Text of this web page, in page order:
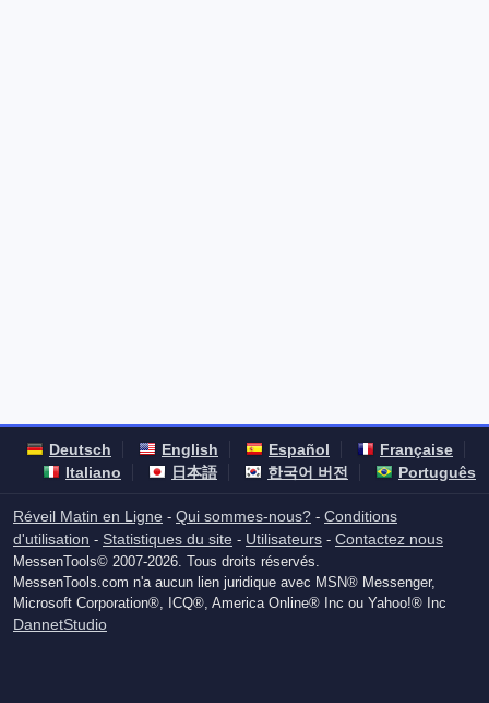
Deutsch English Español
Française
Italiano
日本語 한국어 버전 Português
Réveil Matin en Ligne - Qui sommes-nous? - Conditions
d'utilisation - Statistiques du site - Utilisateurs - Contactez nous
MessenTools© 2007-2026. Tous droits réservés.
MessenTools.com n'a aucun lien juridique avec MSN® Messenger,
Microsoft Corporation®, ICQ®, America Online® Inc ou Yahoo!® Inc
DannetStudio